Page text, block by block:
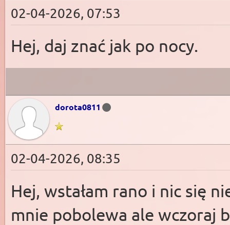
02-04-2026, 07:53
Hej, daj znać jak po nocy.
dorota0811
02-04-2026, 08:35
Hej, wstałam rano i nic się
mnie pobolewa ale wczoraj